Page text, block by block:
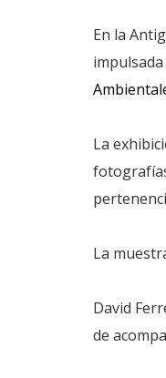
En la
La
La
David
de